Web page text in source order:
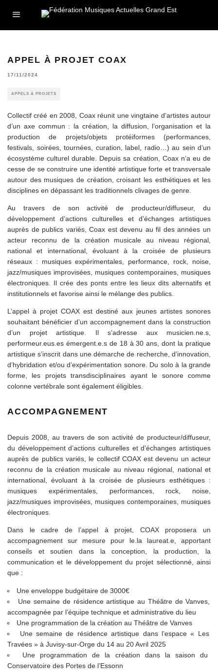
APPEL À PROJET COAX
17/11/2024
APPELS À PROJETS
Collectif créé en 2008, Coax réunit une vingtaine d’artistes autour
d’un axe commun : la création, la diffusion, l’organisation et la
production de projets/objets protéiformes (performances,
festivals, soirées, tournées, curation, label, radio…) au sein d’un
écosystème culturel durable. Depuis sa création, Coax n’a eu de
cesse de se construire une identité artistique forte et transversale
autour des musiques de création, croisant les esthétiques et les
disciplines en dépassant les traditionnels clivages de genre.
Au travers de son activité de producteur/diffuseur, du
développement d’actions culturelles et d’échanges artistiques
auprès de publics variés, Coax est devenu au fil des années un
acteur reconnu de la création musicale au niveau régional,
national et international, évoluant à la croisée de plusieurs
réseaux : musiques expérimentales, performance, rock, noise,
jazz/musiques improvisées, musiques contemporaines, musiques
électroniques. Il crée des ponts entre les lieux dits alternatifs et
institutionnels et favorise ainsi le mélange des publics.
L’appel à projet COAX est destiné aux jeunes artistes sonores
souhaitant bénéficier d’un accompagnement dans la construction
d’un projet artistique. Il s’adresse aux musicien.ne.s,
performeur.eus.es émergent.e.s de 18 à 30 ans, dont la pratique
artistique s’inscrit dans une démarche de recherche, d’innovation,
d’hybridation et/ou d’expérimentation sonore. Du solo à la grande
forme, les projets transdisciplinaires ayant le sonore comme
colonne vertébrale sont également éligibles.
ACCOMPAGNEMENT
Depuis 2008, au travers de son activité de producteur/diffuseur,
du développement d’actions culturelles et d’échanges artistiques
auprès de publics variés, le collectif COAX est devenu un acteur
reconnu de la création musicale au niveau régional, national et
international, évoluant à la croisée de plusieurs esthétiques :
musiques expérimentales, performances, rock, noise,
jazz/musiques improvisées, musiques contemporaines, musiques
électroniques.
Dans le cadre de l’appel à projet, COAX proposera un
accompagnement sur mesure pour le.la laureat.e, apportant
conseils et soutien dans la conception, la production, la
communication et le développement du projet sélectionné, ainsi
que :
Une enveloppe budgétaire de 3000€
Une semaine de résidence artistique au Théâtre de Vanves,
accompagnée par l’équipe technique et administrative du lieu
Une programmation de la création au Théâtre de Vanves
Une semaine de résidence artistique dans l’espace « Les
Travées » à Juvisy-sur-Orge du 14 au 20 Avril 2025
Une programmation de la création dans la saison du
Conservatoire des Portes de l’Essonn